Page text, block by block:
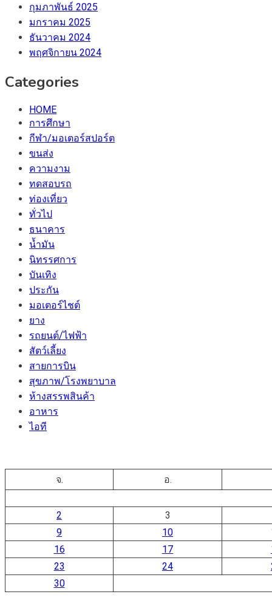
กุมภาพันธ์ 2025
มกราคม 2025
ธันวาคม 2024
พฤศจิกายน 2024
Categories
HOME
การศึกษา
กีฬา/มอเตอร์สปอร์ต
ขนส่ง
ความงาม
ทดสอบรถ
ท่องเที่ยว
ทั่วไป
ธนาคาร
น้ำมัน
นิทรรศการ
บันเทิง
ประกัน
มอเตอร์ไชต์
ยาง
รถยนต์/ไฟฟ้า
สัตว์เลี้ยง
สายการบิน
สุขภาพ/โรงพยาบาล
ห้างสรรพสินค้า
อาหาร
ไอที
จ. อ.
2
3
9
10
16
17
23
24
30